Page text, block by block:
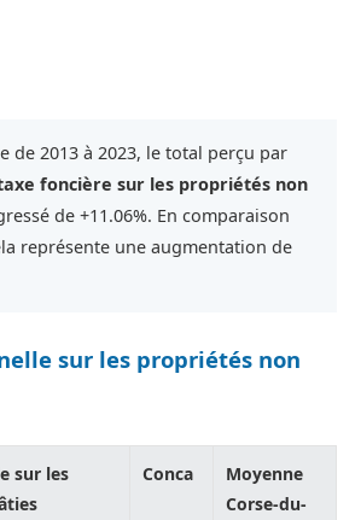
de 2013 à 2023, le total perçu par
foncière sur les propriétés non
de +11.06%. En comparaison
représente une augmentation de
sur les propriétés non
sur les
Conca
Moyenne
Corse-du-